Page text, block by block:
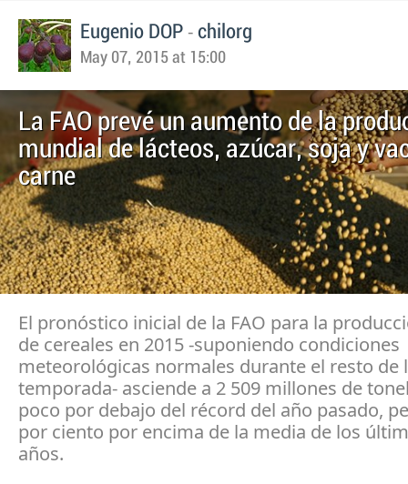
Eugenio DOP - chilorg
May 07, 2015 at 15:00
La FAO prevé un aumento de la
mundial de lácteos, azúcar, soja y
carne
El pronóstico inicial de la FAO para la
de cereales en 2015 -suponiendo condiciones
meteorológicas normales durante el resto de
temporada- asciende a 2 509 millones de
poco por debajo del récord del año pasado,
por ciento por encima de la media de los
años.